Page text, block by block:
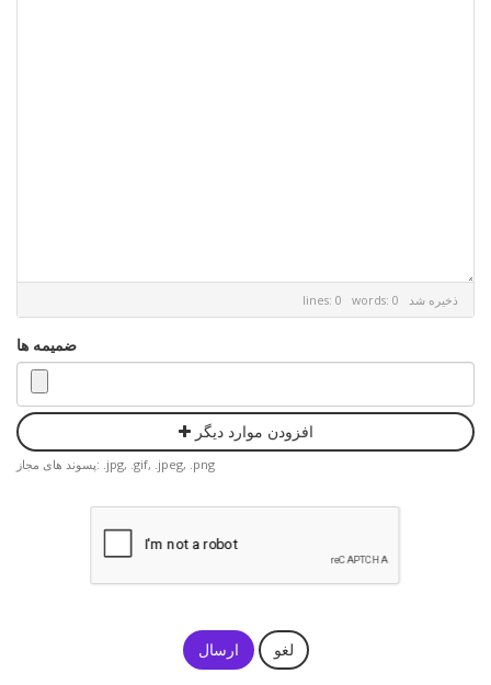
lines: 0 words: 0 ذخیره شد
ضمیمه ها
افزودن موارد دیگر
پسوند های مجاز: .jpg, .gif, .jpeg, .png
لغو